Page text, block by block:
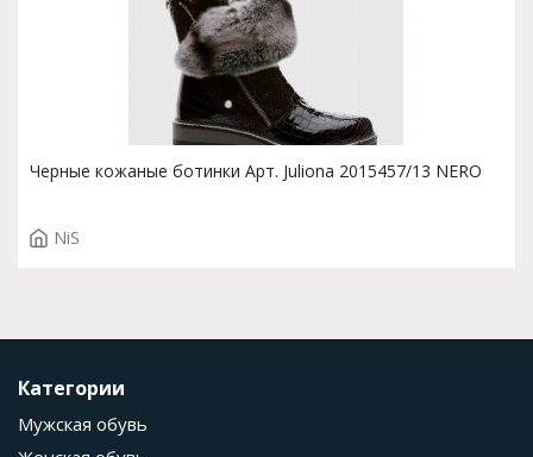
Черные кожаные ботинки Арт. Juliona 2015457/13 NERO
NiS
Категории
Мужская обувь